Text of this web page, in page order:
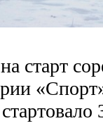
старт